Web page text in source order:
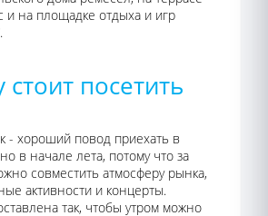
и на площадке отдыха и игр
посетить
- хороший повод приехать в
в начале лета, потому что за
совместить атмосферу рынка,
активности и концерты.
так, чтобы утром можно